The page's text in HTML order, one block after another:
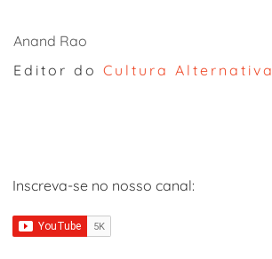
Anand Rao
Editor do Cultura Alternativa
Inscreva-se no nosso canal: